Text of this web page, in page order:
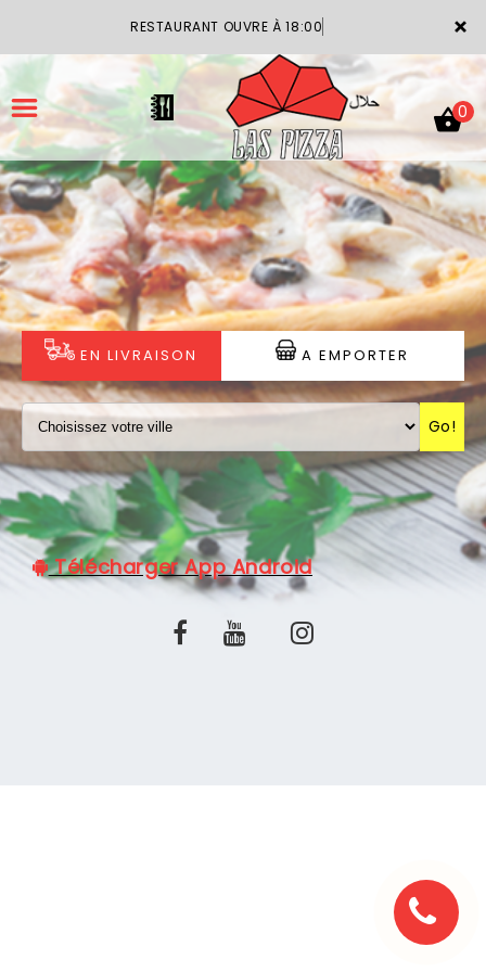
×
RESTAURANT OUVRE À 18:00
ACCUEIL
LA CARTE
VOTRE COMPTE
NOTRE RESTAURANT
VOS AVIS
MENTIONS LÉGALES
C.G.V
0
EN LIVRAISON A EMPORTER
Go!
Télécharger App Android